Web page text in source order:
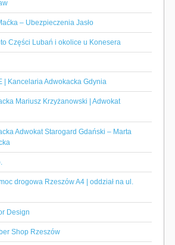
– Ubezpieczenia Jasło
Części Lubań i okolice u Konesera
| Kancelaria Adwokacka Gdynia
Mariusz Krzyżanowski | Adwokat
Adwokat Starogard Gdański – Marta
drogowa Rzeszów A4 | oddział na ul.
Design
Shop Rzeszów